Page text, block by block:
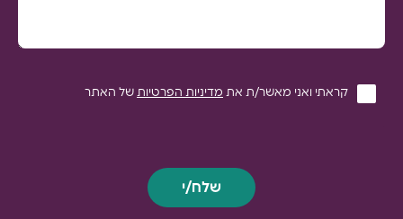
קראתי ואני מאשר/ת את מדיניות הפרטיות של האתר